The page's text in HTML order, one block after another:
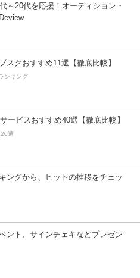
～20代を応援！オーディション・
スクおすすめ11選【徹底比較】
ンキング
ービスおすすめ40選【徹底比較】
選
ングから、ヒットの推移をチェッ
ント、サインチェキなどプレゼン